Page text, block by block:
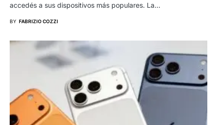
accedés a sus dispositivos más populares. La…
BY FABRIZIO COZZI